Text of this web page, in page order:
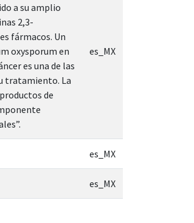
a su amplio
2,3-
fármacos. Un
oxysporum en
es una de las
tratamiento. La
de
es_MX
es_MX
es_MX